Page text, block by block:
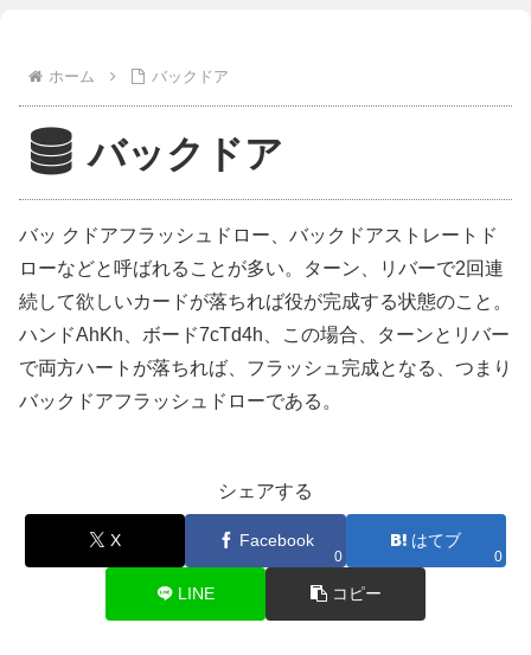
ホーム バックドア
バックドア
バッ クドアフラッシュドロー、バックドアストレートド
ローなどと呼ばれることが多い。ターン、リバーで2回連
続して欲しいカードが落ちれば役が完成する状態のこと。
ハンドAhKh、ボード7cTd4h、この場合、ターンとリバー
で両方ハートが落ちれば、フラッシュ完成となる、つまり
バックドアフラッシュドローである。
シェアする
X Facebook
0
はてブ
0
LINE コピー